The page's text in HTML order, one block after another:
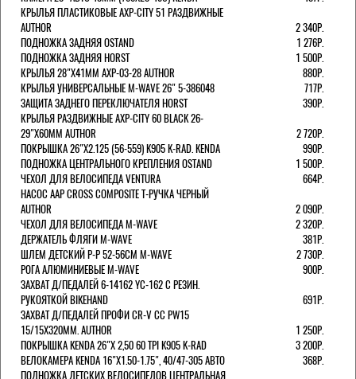
КРЫЛЬЯ ПЛАСТИКОВЫЕ AXP-CITY 51 РАЗДВИЖНЫЕ
AUTHOR
2 340Р.
ПОДНОЖКА ЗАДНЯЯ OSTAND
1 276Р.
ПОДНОЖКА ЗАДНЯЯ HORST
1 500Р.
КРЫЛЬЯ 28"Х41ММ AXP-03-28 AUTHOR
880Р.
КРЫЛЬЯ УНИВЕРСАЛЬНЫЕ M-WAVE 26" 5-386048
717Р.
ЗАЩИТА ЗАДНЕГО ПЕРЕКЛЮЧАТЕЛЯ HORST
390Р.
КРЫЛЬЯ РАЗДВИЖНЫЕ AXP-CITY 60 BLACK 26-
29"Х60ММ AUTHOR
2 720Р.
ПОКРЫШКА 26"Х2.125 (56-559) K905 K-RAD. KENDA
990Р.
ПОДНОЖКА ЦЕНТРАЛЬНОГО КРЕПЛЕНИЯ OSTAND
1 500Р.
ЧЕХОЛ ДЛЯ ВЕЛОСИПЕДА VENTURA
664Р.
НАСОС AAP CROSS COMPOSITE Т-РУЧКА ЧЕРНЫЙ
AUTHOR
2 090Р.
ЧЕХОЛ ДЛЯ ВЕЛОСИПЕДА M-WAVE
2 320Р.
ДЕРЖАТЕЛЬ ФЛЯГИ M-WAVE
381Р.
ШЛЕМ ДЕТСКИЙ Р-Р 52-56СМ M-WAVE
2 730Р.
РОГА АЛЮМИНИЕВЫЕ M-WAVE
900Р.
ЗАХВАТ Д/ПЕДАЛЕЙ 6-14162 YC-162 С РЕЗИН.
РУКОЯТКОЙ BIKEHAND
691Р.
ЗАХВАТ Д/ПЕДАЛЕЙ ПРОФИ CR-V CC PW15
15/15X320ММ. AUTHOR
1 250Р.
ПОКРЫШКА KENDA 26"Х 2,50 60 TPI K905 K-RAD
3 200Р.
ВЕЛОКАМЕРА KENDA 16"Х1.50-1.75", 40/47-305 АВТО
368Р.
ПОДНОЖКА ДЕТСКИХ ВЕЛОСИПЕДОВ ЦЕНТРАЛЬНАЯ